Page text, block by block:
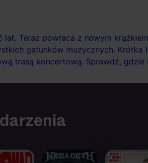
lat. Teraz powraca z nowym krążkiem
gatunków muzycznych. Krótka
trasą koncertową. Sprawdź, gdzie